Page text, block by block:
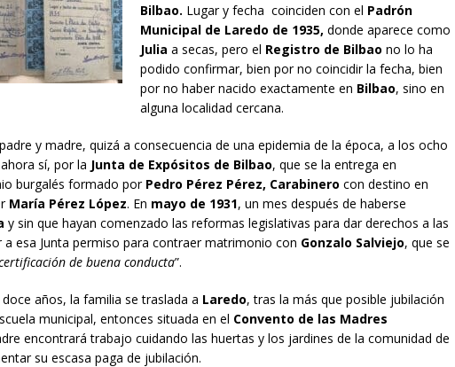
Bilbao. Lugar y fecha coinciden con el Padrón
Municipal de Laredo de 1935, donde aparece como
Julia a secas, pero el Registro de Bilbao no lo ha
podido confirmar, bien por no coincidir la fecha, bien
por no haber nacido exactamente en Bilbao, sino en
alguna localidad cercana.
y madre, quizá a consecuencia de una epidemia de la época, a los ocho
sí, por la Junta de Expósitos de Bilbao, que se la entrega en
burgalés formado por Pedro Pérez Pérez, Carabinero con destino en
María Pérez López. En mayo de 1931, un mes después de haberse
y sin que hayan comenzado las reformas legislativas para dar derechos a las
a esa Junta permiso para contraer matrimonio con Gonzalo Salviejo, que se
de buena conducta”.
años, la familia se traslada a Laredo, tras la más que posible jubilación
municipal, entonces situada en el Convento de las Madres
encontrará trabajo cuidando las huertas y los jardines de la comunidad de
su escasa paga de jubilación.